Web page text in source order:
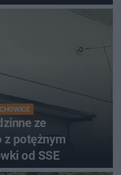
ze
z potężnym
od SSE